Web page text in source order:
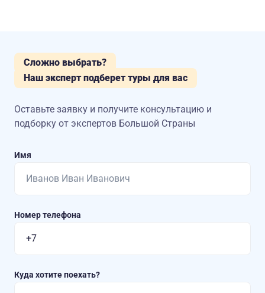
Сложно выбрать?
Наш эксперт подберет туры для вас
Оставьте заявку и получите консультацию и
подборку от экспертов Большой Страны
Имя
Номер телефона
Куда хотите поехать?